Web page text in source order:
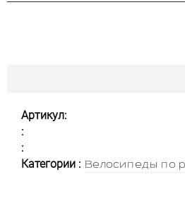
Артикул:
:
:
Категории : Велосипеды по